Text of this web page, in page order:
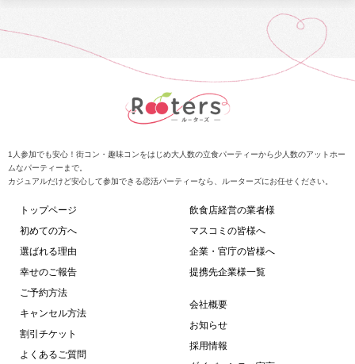
1人参加でも安心！街コン・趣味コンをはじめ大人数の立食パーティーから少人数のアットホー
ムなパーティーまで。
カジュアルだけど安心して参加できる恋活パーティーなら、ルーターズにお任せください。
トップページ
初めての方へ
選ばれる理由
幸せのご報告
ご予約方法
キャンセル方法
割引チケット
よくあるご質問
飲食店経営の業者様
マスコミの皆様へ
企業・官庁の皆様へ
提携先企業様一覧
会社概要
お知らせ
採用情報